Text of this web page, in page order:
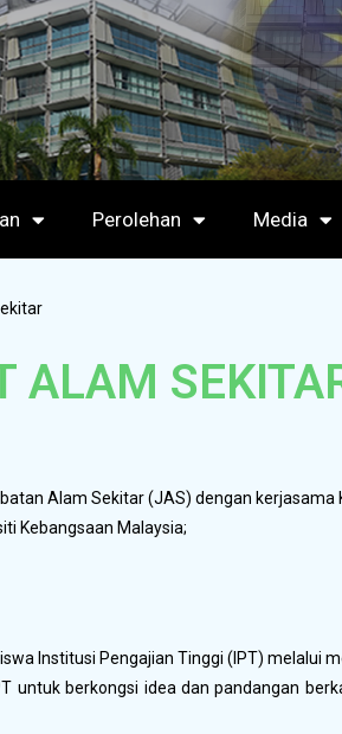
Perolehan Media
ALAM
Alam Sekitar (JAS) dengan kerjasama
Kebangsaan Malaysia;
Institusi Pengajian Tinggi (IPT) melalui
untuk berkongsi idea dan pandangan